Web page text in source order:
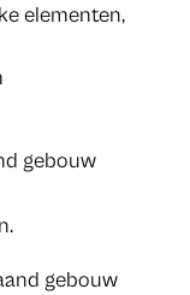
elementen,
gebouw
gebouw